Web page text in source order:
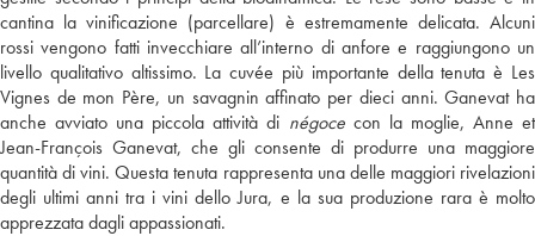
cantina la vinificazione (parcellare) è estremamente delicata. Alcuni
rossi vengono fatti invecchiare all’interno di anfore e raggiungono un
livello qualitativo altissimo. La cuvée più importante della tenuta è Les
Vignes de mon Père, un savagnin affinato per dieci anni. Ganevat ha
anche avviato una piccola attività di négocecon la moglie, Anne et
Jean-François Ganevat, che gli consente di produrre una maggiore
quantità di vini. Questa tenuta rappresenta una delle maggiori rivelazioni
degli ultimi anni tra i vini dello Jura, e la sua produzione rara è molto
apprezzata dagli appassionati.